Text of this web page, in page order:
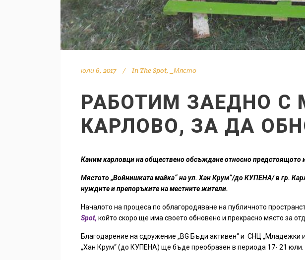
юли 6, 2017 In The Spot, _Място
РАБОТИМ ЗАЕДНО С
КАРЛОВО, ЗА ДА
Каним карловци на обществено обсъждане относно предстоящото
Мястото „Войнишката майка“ на ул. Хан Крум“/до КУПЕНА/ в гр.
нуждите и препоръките на местните жители.
Началото на процеса по облагородяване на публичното
Spot, който скоро ще има своето обновено и прекрасно място за
Благодарение на сдружение „BG Бъди активен“ и СНЦ „Младежки
„Хан Крум“ (до КУПЕНА) ще бъде преобразен в периода 17- 21 юли.